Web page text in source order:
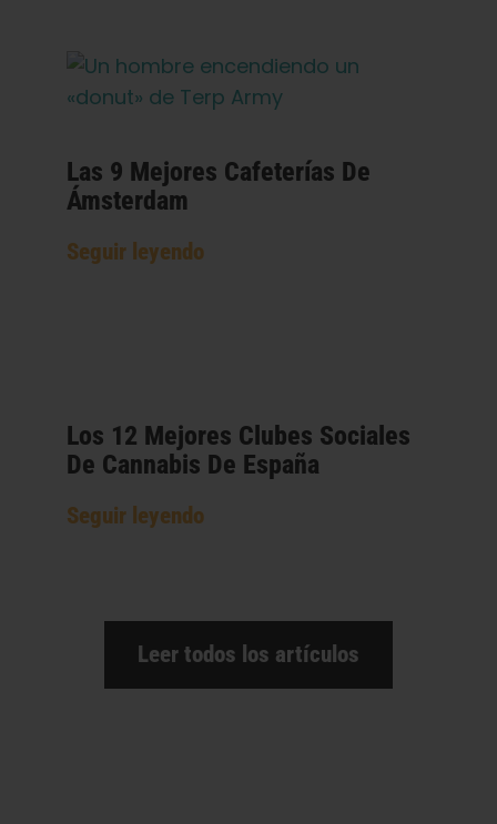
Las 9 Mejores Cafeterías De
Ámsterdam
Seguir leyendo
Los 12 Mejores Clubes Sociales
De Cannabis De España
Seguir leyendo
Leer todos los artículos